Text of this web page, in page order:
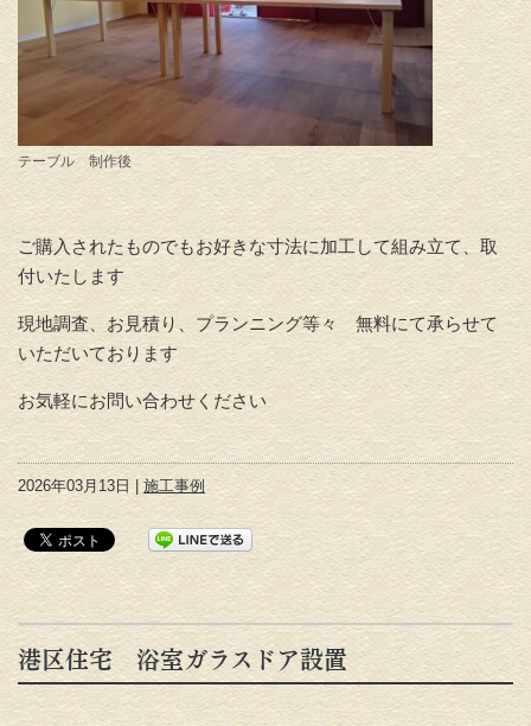
テーブル 制作後
ご購入されたものでもお好きな寸法に加工して組み立て、取
付いたします
現地調査、お見積り、プランニング等々 無料にて承らせて
いただいております
お気軽にお問い合わせください
2026年03月13日 | 施工事例
港区住宅 浴室ガラスドア設置